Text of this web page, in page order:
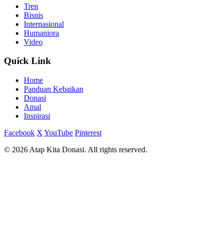
Tren
Bisnis
Internasional
Humaniora
Video
Quick Link
Home
Panduan Kebaikan
Donasi
Amal
Inspirasi
Facebook X YouTube Pinterest
© 2026 Atap Kita Donasi. All rights reserved.